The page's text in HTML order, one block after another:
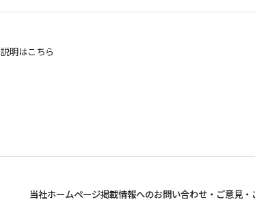
説明はこちら
当社ホームページ掲載情報へのお問い合わせ・ ご意見・